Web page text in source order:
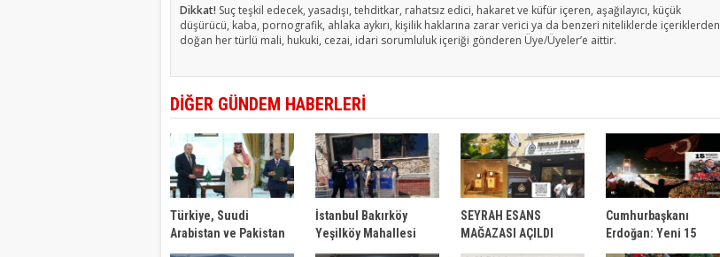
Dikkat! Suç teşkil edecek, yasadışı, tehditkar, rahatsız edici, hakaret ve küfür içeren, aşağılayıcı, küçük
düşürücü, kaba, pornografik, ahlaka aykırı, kişilik haklarına zarar verici ya da benzeri niteliklerde içeriklerden
doğan her türlü mali, hukuki, cezai, idari sorumluluk içeriği gönderen Üye/Üyeler’e aittir.
DİĞER GÜNDEM HABERLERİ
Türkiye, Suudi
Arabistan ve Pakistan
Ortak Savunma
İstanbul Bakırköy
Yeşilköy Mahallesi
SEYRAH ESANS
MAĞAZASI AÇILDI
Cumhurbaşkanı
Erdoğan: Yeni 15
Temmuzların